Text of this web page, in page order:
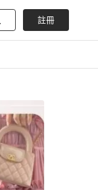
註冊